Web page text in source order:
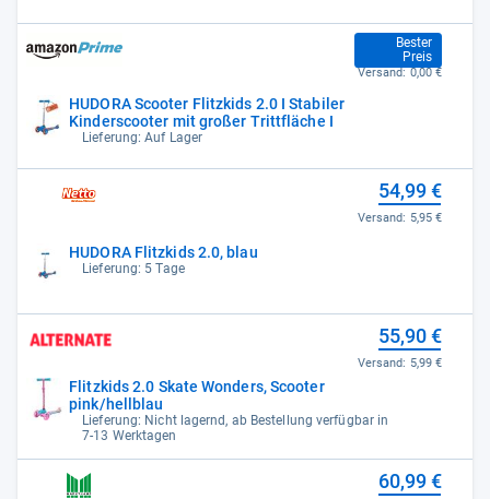
HUDORA Scooter Flitzkids 2.0 I Stabiler
Kinderscooter mit großer Trittfläche I
Lieferung: Auf Lager
Bester
Preis
54,99 €
Versand: 0,00 €
HUDORA Flitzkids 2.0, blau
Lieferung: 5 Tage
54,99 €
Versand: 5,95 €
Flitzkids 2.0 Skate Wonders, Scooter
pink/hellblau
Lieferung: Nicht lagernd, ab Bestellung verfügbar in
7-13 Werktagen
55,90 €
Versand: 5,99 €
60,99 €